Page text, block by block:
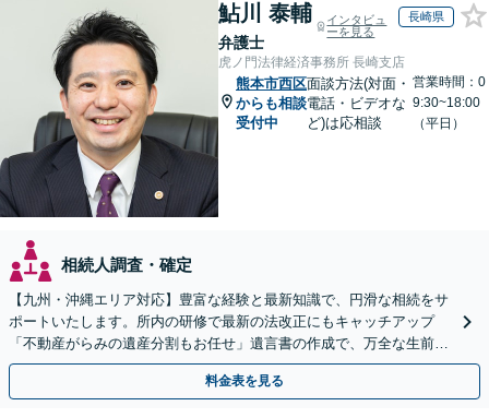
鮎川 泰輔
弁護士
インタビュ
ーを見る
長崎県
虎ノ門法律経済事務所 長崎支店
熊本市西区
からも相談
受付中
面談方法(対面・
電話・ビデオな
ど)は応相談
営業時間：0
9:30~18:00
（平日）
相続人調査・確定
【九州・沖縄エリア対応】豊富な経験と最新知識で、円滑な相続をサ
ポートいたします。所内の研修で最新の法改正にもキャッチアップ
「不動産がらみの遺産分割もお任せ」遺言書の作成で、万全な生前対
策をおこないましょう【夜間・休日面談可】
料金表を見る